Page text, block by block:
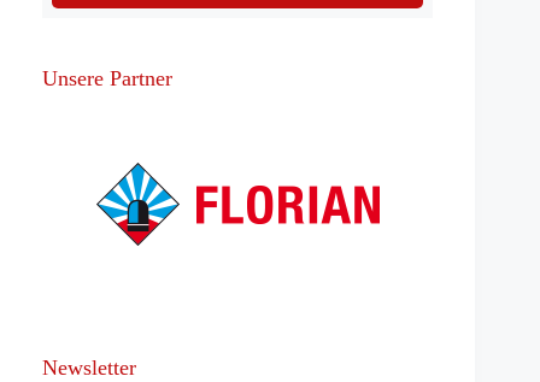
Unsere Partner
Newsletter